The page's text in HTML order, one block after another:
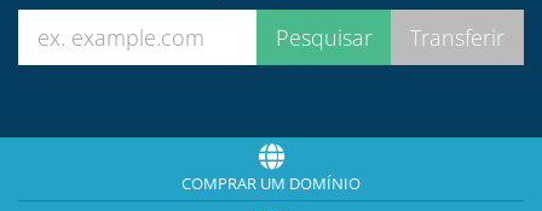
COMPRAR UM DOMÍNIO